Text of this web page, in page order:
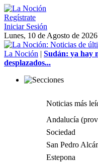
Regístrate
Iniciar Sesión
Lunes, 10 de Agosto de
La Noción | Sudán: ya hay
desplazados...
Noticias más
Andalucía
Sociedad
San Pedro
Estepona